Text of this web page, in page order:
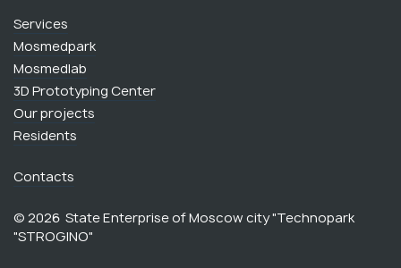
Services
Mosmedpark
Mosmedlab
3D Prototyping Center
Our projects
Residents
Contacts
© 2026 State Enterprise of Moscow city "Technopark
"STROGINO"‎